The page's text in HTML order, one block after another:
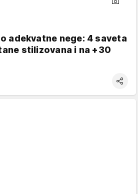
adekvatne nege: 4 saveta
stilizovana i na +30